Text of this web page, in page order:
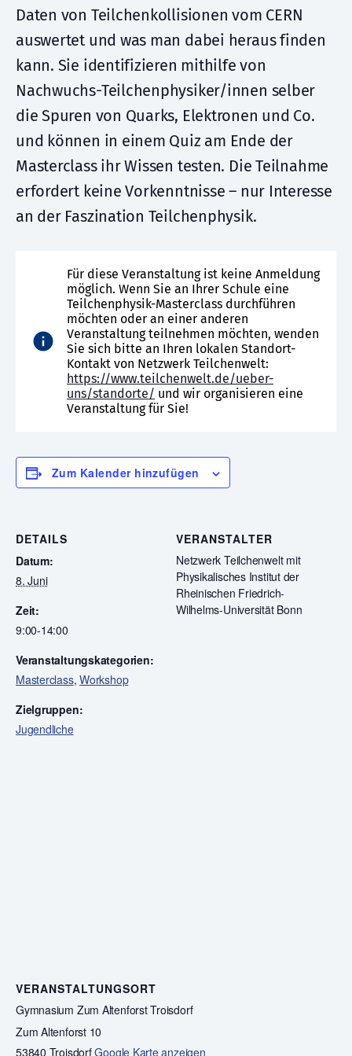
Daten von Teilchenkollisionen vom CERN
auswertet und was man dabei heraus finden
kann. Sie identifizieren mithilfe von
Nachwuchs-Teilchenphysiker/innen selber
die Spuren von Quarks, Elektronen und Co.
und können in einem Quiz am Ende der
Masterclass ihr Wissen testen. Die Teilnahme
erfordert keine Vorkenntnisse – nur Interesse
an der Faszination Teilchenphysik.
Für diese Veranstaltung ist keine Anmeldung
möglich. Wenn Sie an Ihrer Schule eine
Teilchenphysik-Masterclass durchführen
möchten oder an einer anderen
Veranstaltung teilnehmen möchten, wenden
Sie sich bitte an Ihren lokalen Standort-
Kontakt von Netzwerk Teilchenwelt:
https://www.teilchenwelt.de/ueber-
uns/standorte/ und wir organisieren eine
Veranstaltung für Sie!
Zum Kalender hinzufügen
DETAILS
Datum:
8. Juni
Zeit:
9:00-14:00
Veranstaltungskategorien:
Masterclass,Workshop
Zielgruppen:
Jugendliche
VERANSTALTER
Netzwerk Teilchenwelt mit
Physikalisches Institut der
Rheinischen Friedrich-
Wilhelms-Universität Bonn
VERANSTALTUNGSORT
Gymnasium Zum Altenforst Troisdorf
Zum Altenforst 10
53840 TroisdorfGoogle Karte anzeigen